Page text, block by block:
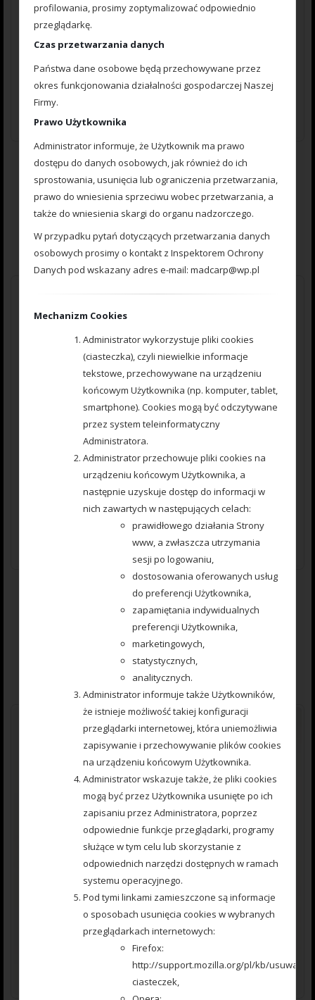
777 000 278 Koszyczek Method Feeder № 3 60g
out
5
12.00zł
Dodaj do koszyka
777 000 279 Koszyczek Method Feeder № 3 80g
0
out
5
12.00zł
Dodaj do koszyka
BRAK W MAGAZYNIE
profilowania, prosimy zoptymalizować odpowiednio
przeglądarkę.
Czas przetwarzania danych
Państwa dane osobowe będą przechowywane przez
okres funkcjonowania działalności gospodarczej Naszej
Firmy.
Prawo Użytkownika
Administrator informuje, że Użytkownik ma prawo
dostępu do danych osobowych, jak również do ich
sprostowania, usunięcia lub ograniczenia przetwarzania,
prawo do wniesienia sprzeciwu wobec przetwarzania, a
także do wniesienia skargi do organu nadzorczego.
W przypadku pytań dotyczących przetwarzania danych
osobowych prosimy o kontakt z Inspektorem Ochrony
Danych pod wskazany adres e-mail: madcarp@wp.pl
Mechanizm Cookies
Administrator wykorzystuje pliki cookies
(ciasteczka), czyli niewielkie informacje
tekstowe, przechowywane na urządzeniu
końcowym Użytkownika (np. komputer, tablet,
smartphone). Cookies mogą być odczytywane
przez system teleinformatyczny
Administratora.
Administrator przechowuje pliki cookies na
urządzeniu końcowym Użytkownika, a
następnie uzyskuje dostęp do informacji w
nich zawartych w następujących celach:
prawidłowego działania Strony
www, a zwłaszcza utrzymania
sesji po logowaniu,
dostosowania oferowanych usług
do preferencji Użytkownika,
zapamiętania indywidualnych
preferencji Użytkownika,
marketingowych,
statystycznych,
analitycznych.
Administrator informuje także Użytkowników,
że istnieje możliwość takiej konfiguracji
przeglądarki internetowej, która uniemożliwia
zapisywanie i przechowywanie plików cookies
na urządzeniu końcowym Użytkownika.
Administrator wskazuje także, że pliki cookies
mogą być przez Użytkownika usunięte po ich
zapisaniu przez Administratora, poprzez
odpowiednie funkcje przeglądarki, programy
służące w tym celu lub skorzystanie z
odpowiednich narzędzi dostępnych w ramach
systemu operacyjnego.
Pod tymi linkami zamieszczone są informacje
o sposobach usunięcia cookies w wybranych
przeglądarkach internetowych:
Firefox:
http://support.mozilla.org/pl/kb/usuwanie-
ciasteczek,